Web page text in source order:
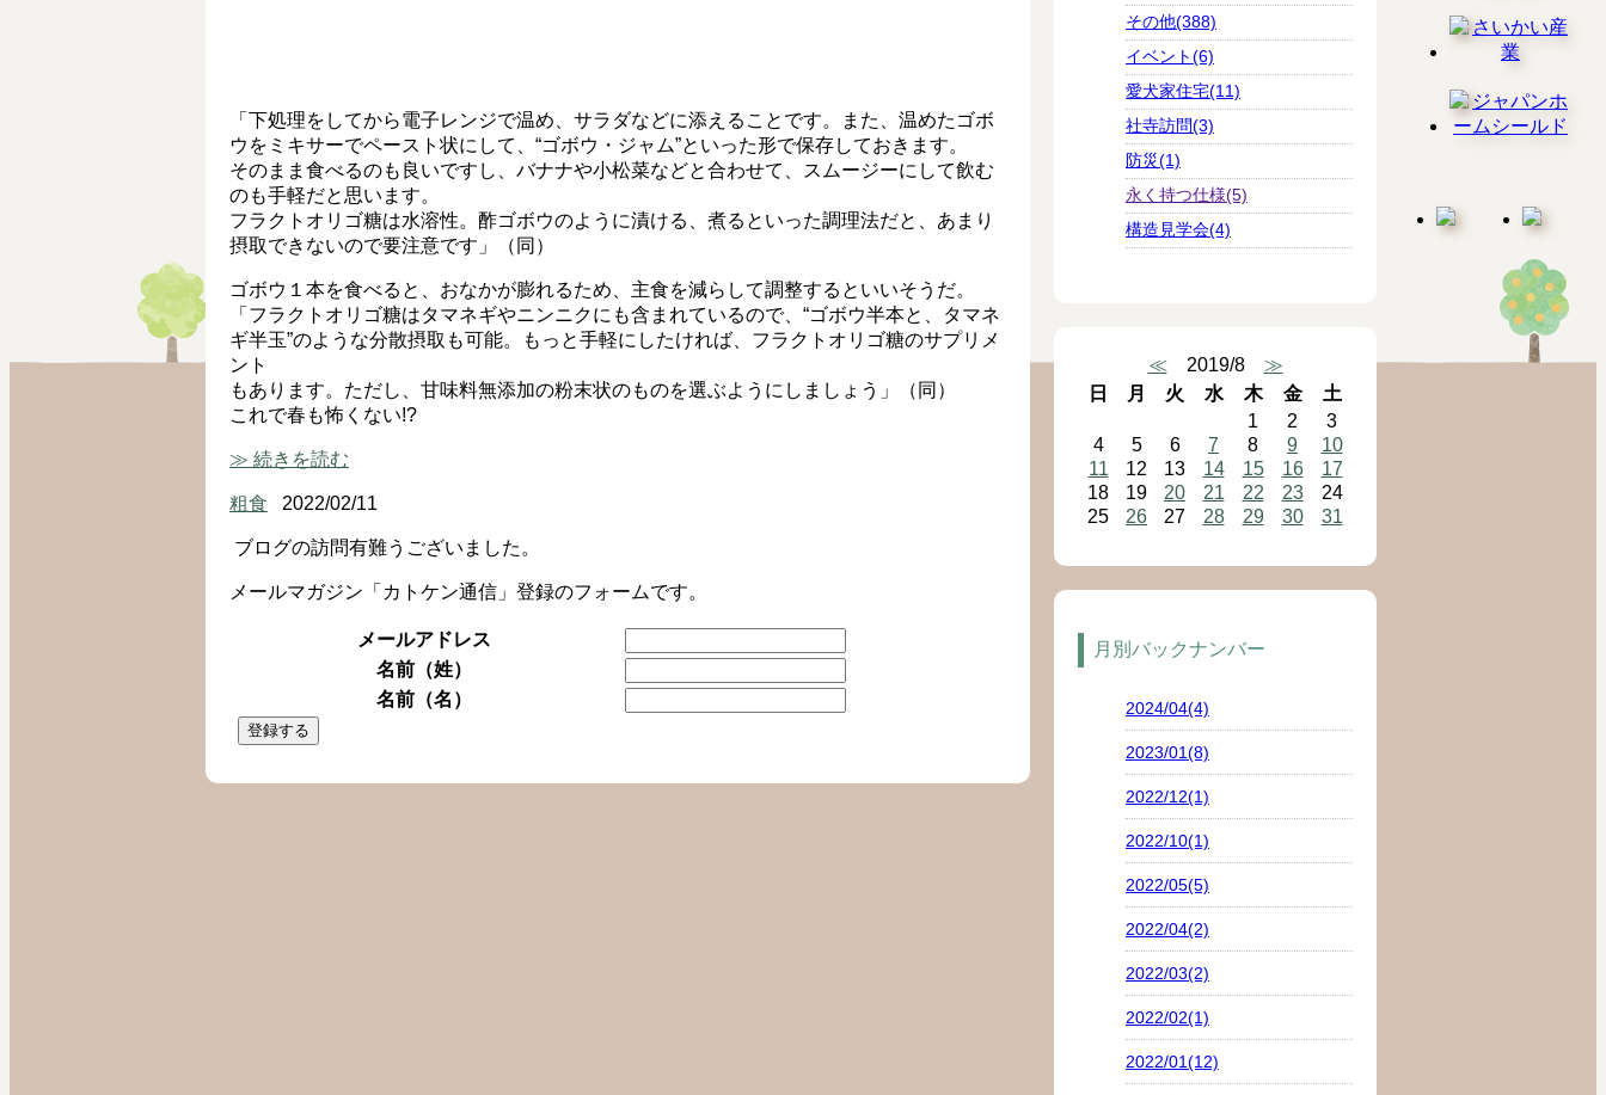
「下処理をしてから電子レンジで温め、サラダなどに添えることです。また、温めたゴボ
ウをミキサーでペースト状にして、“ゴボウ・ジャム”といった形で保存しておきます。
そのまま食べるのも良いですし、バナナや小松菜などと合わせて、スムージーにして飲む
のも手軽だと思います。
フラクトオリゴ糖は水溶性。酢ゴボウのように漬ける、煮るといった調理法だと、あまり
摂取できないので要注意です」（同）
ゴボウ１本を食べると、おなかが膨れるため、主食を減らして調整するといいそうだ。
「フラクトオリゴ糖はタマネギやニンニクにも含まれているので、“ゴボウ半本と、タマネ
ギ半玉”のような分散摂取も可能。もっと手軽にしたければ、フラクトオリゴ糖のサプリメ
ント
もあります。ただし、甘味料無添加の粉末状のものを選ぶようにしましょう」（同）
これで春も怖くない!?
≫ 続きを読む
粗食 2022/02/11
ブログの訪問有難うございました。
メールマガジン「カトケン通信」登録のフォームです。
メールアドレス
名前（姓）
名前（名）
その他(388)
イベント(6)
愛犬家住宅(11)
社寺訪問(3)
防災(1)
永く持つ仕様(5)
構造見学会(4)
≪2019/8 ≫
日
月 火 水 木 金
土
1
2
3
4
5 6 7 8 9
10
11
12 13 14 15 16
17
18
19 20 21 22 23
24
25
26 27 28 29 30 31
月別バックナンバー
2024/04(4)
2023/01(8)
2022/12(1)
2022/10(1)
2022/05(5)
2022/04(2)
2022/03(2)
2022/02(1)
2022/01(12)